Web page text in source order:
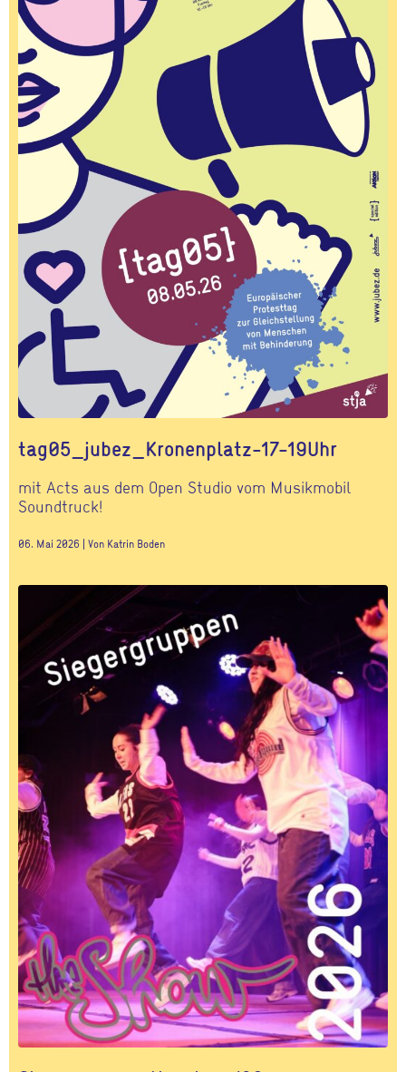
tag05_jubez_Kronenplatz-17-19Uhr
mit Acts aus dem Open Studio vom Musikmobil
Soundtruck!
06. Mai 2026 | Von Katrin Boden